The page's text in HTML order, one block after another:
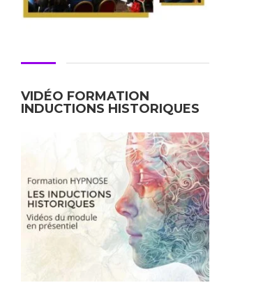
VIDÉO FORMATION
INDUCTIONS HISTORIQUES